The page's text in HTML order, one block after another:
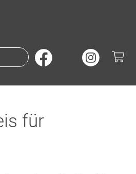
Suche nach Büchern oder
für